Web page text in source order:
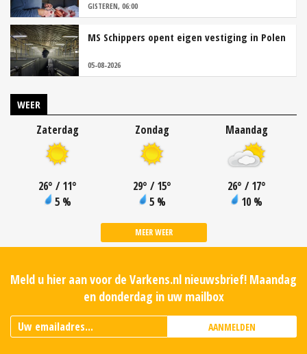
GISTEREN, 06:00
MS Schippers opent eigen vestiging in Polen
05-08-2026
WEER
Zaterdag
26° / 11°
5 %
Zondag
29° / 15°
5 %
Maandag
26° / 17°
10 %
MEER WEER
Meld u hier aan voor de Varkens.nl nieuwsbrief! Maandag
en donderdag in uw mailbox
AANMELDEN